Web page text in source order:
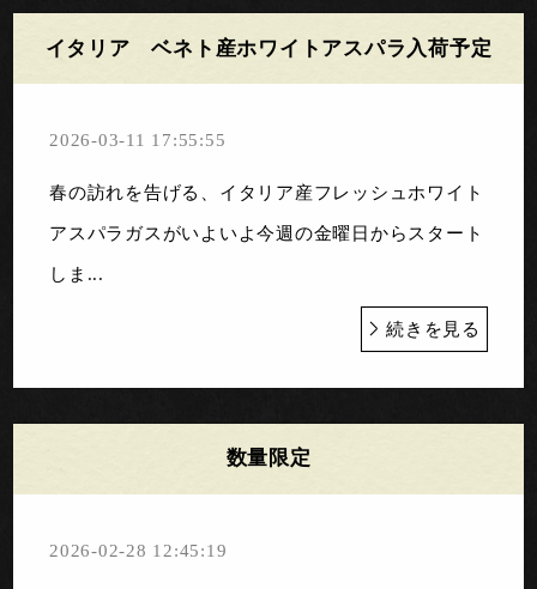
イタリア ベネト産ホワイトアスパラ入荷予定
2026-03-11 17:55:55
春の訪れを告げる、イタリア産フレッシュホワイト
アスパラガスがいよいよ今週の金曜日からスタート
しま...
続きを見る
数量限定
2026-02-28 12:45:19